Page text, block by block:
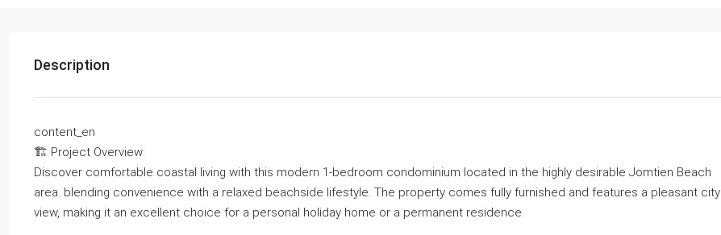
Description
content_en
🏗️ Project Overview:
Discover comfortable coastal living with this modern 1-bedroom condominium located in the highly desirable Jomtien Beach
area. blending convenience with a relaxed beachside lifestyle. The property comes fully furnished and features a pleasant city
view, making it an excellent choice for a personal holiday home or a permanent residence.